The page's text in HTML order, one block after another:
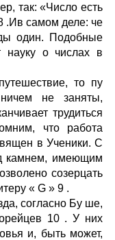
так: «Число есть
.Ив самом деле: че
один. Подобные
о числах в
то пу
не заняты,
трудиться
что работа
в Ученики. С
камнем, имеющим
созерцать
« G » 9 .
согласно Бу ше,
10 . У них
и, быть может,